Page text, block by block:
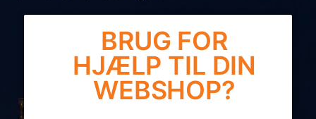
BRUG FOR
HJÆLP TIL DIN
WEBSHOP?